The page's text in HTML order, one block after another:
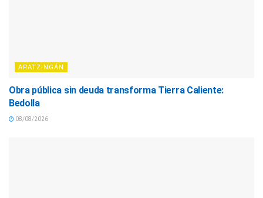
APATZINGÁN
Obra pública sin deuda transforma Tierra Caliente:
Bedolla
08/08/2026